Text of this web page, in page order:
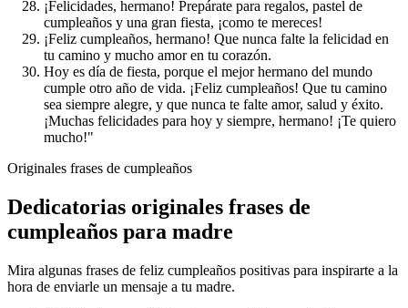
¡Felicidades, hermano! Prepárate para regalos, pastel de
cumpleaños y una gran fiesta, ¡como te mereces!
¡Feliz cumpleaños, hermano! Que nunca falte la felicidad en
tu camino y mucho amor en tu corazón.
Hoy es día de fiesta, porque el mejor hermano del mundo
cumple otro año de vida. ¡Feliz cumpleaños! Que tu camino
sea siempre alegre, y que nunca te falte amor, salud y éxito.
¡Muchas felicidades para hoy y siempre, hermano! ¡Te quiero
mucho!"
Originales frases de cumpleaños
Dedicatorias originales frases de
cumpleaños para madre
Mira algunas frases de feliz cumpleaños positivas para inspirarte a la
hora de enviarle un mensaje a tu madre.